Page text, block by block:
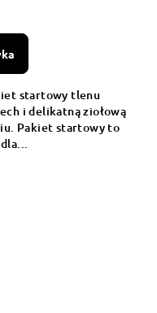
startowy tlenu
i delikatną ziołową
Pakiet startowy to